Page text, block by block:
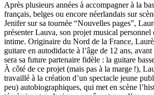
Après plusieurs années à accompagner à la
français, belges ou encore néerlandais sur
Jenifer sur sa tournée “Nouvelles pages”,
présenter Lauva, son projet musical personnel
intime. Originaire du Nord de la France,
guitare en autodidacte à l’âge de 12 ans,
sera sa future partenaire fidèle : la guitare
À côté de ce projet (mais pas à la marge !),
travaillé à la création d’un spectacle jeune
peu) autobiographiques, qui met en scène